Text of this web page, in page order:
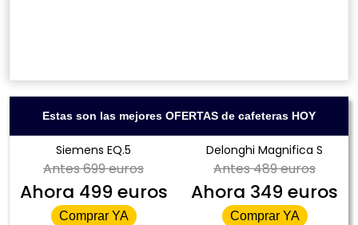
Estas son las mejores OFERTAS de cafeteras HOY
Siemens EQ.5
Antes699 euros
Ahora 499 euros
Comprar YA
Delonghi Magnifica S
Antes489 euros
Ahora 349 euros
Comprar YA